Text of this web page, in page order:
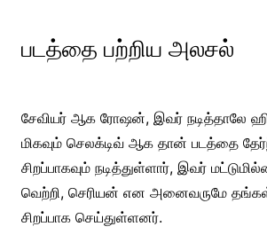
படத்தை பற்றிய அலசல்
சேவியர் ஆக ரோஷன், இவர் நடித்தாலே
மிகவும் செலக்டிவ் ஆக தான் படத்தை
சிறப்பாகவும் நடித்துள்ளார், இவர்
வெற்றி, செரியன் என அனைவருமே
சிறப்பாக செய்துள்ளனர்.